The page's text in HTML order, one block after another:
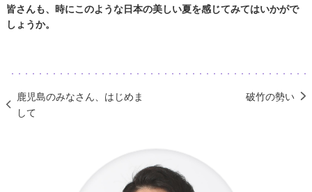
皆さんも、時にこのような日本の美しい夏を感じてみてはいかがで
しょうか。
鹿児島のみなさん、はじめま
して
破竹の勢い